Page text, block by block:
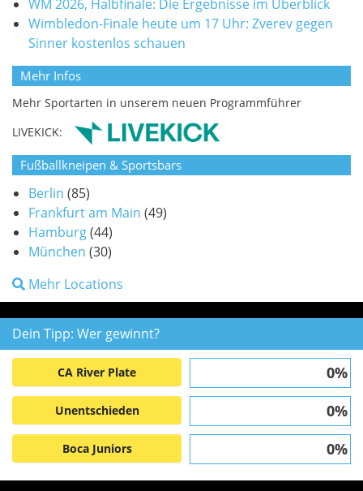
WM 2026, Halbfinale: Die Ergebnisse im Überblick
Wimbledon-Finale heute um 17 Uhr: Zverev gegen
Sinner kostenlos schauen
Mehr Infos
Mehr Sportarten in unserem neuen Programmführer
LIVEKICK:
Fußballkneipen & Sportsbars
Berlin (85)
Frankfurt am Main (49)
Hamburg(44)
München (30)
Mehr Locations
Dein Tipp: Wer gewinnt?
CA River Plate 0%
Unentschieden 0%
Boca Juniors 0%